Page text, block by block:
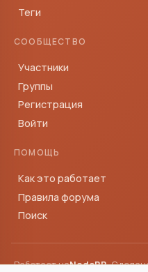
Теги
СООБЩЕСТВО
Участники
Группы
Регистрация
Войти
ПОМОЩЬ
Как это работает
Правила форума
Поиск
Работает наNodeBB·